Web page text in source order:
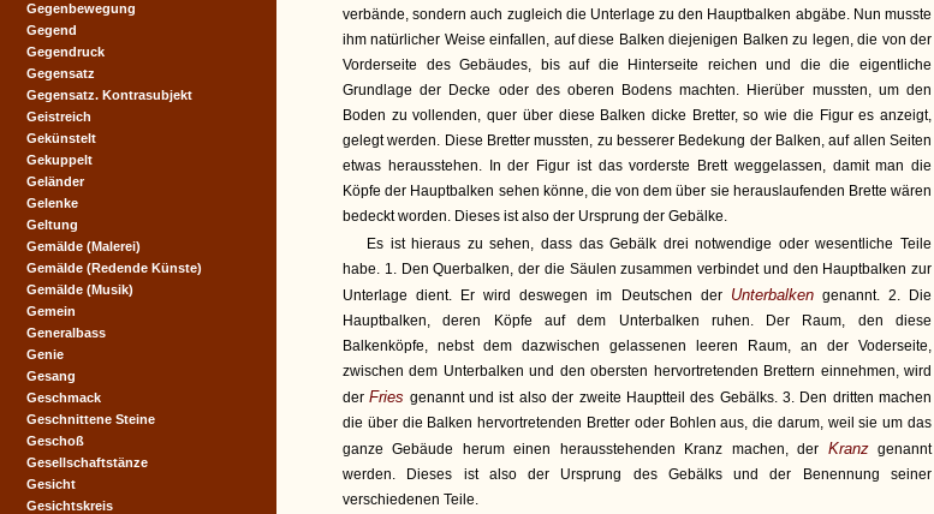
verbände, sondern auch zugleich die Unterlage zu den Hauptbalken abgäbe. Nun musste
ihm natürlicher Weise einfallen, auf diese Balken diejenigen Balken zu legen, die von der
Vorderseite des Gebäudes, bis auf die Hinterseite reichen und die die eigentliche
Grundlage der Decke oder des oberen Bodens machten. Hierüber mussten, um den
Boden zu vollenden, quer über diese Balken dicke Bretter, so wie die Figur es anzeigt,
gelegt werden. Diese Bretter mussten, zu besserer Bedekung der Balken, auf allen Seiten
etwas herausstehen. In der Figur ist das vorderste Brett weggelassen, damit man die
Köpfe der Hauptbalken sehen könne, die von dem über sie herauslaufenden Brette wären
bedeckt worden. Dieses ist also der Ursprung der Gebälke.
Es ist hieraus zu sehen, dass das Gebälk drei notwendige oder wesentliche Teile
habe. 1. Den Querbalken, der die Säulen zusammen verbindet und den Hauptbalken zur
Unterlage dient. Er wird deswegen im Deutschen der Unterbalken genannt. 2. Die
Hauptbalken, deren Köpfe auf dem Unterbalken ruhen. Der Raum, den diese
Balkenköpfe, nebst dem dazwischen gelassenen leeren Raum, an der Voderseite,
zwischen dem Unterbalken und den obersten hervortretenden Brettern einnehmen, wird
derFries genannt und ist also der zweite Hauptteil des Gebälks. 3. Den dritten machen
die über die Balken hervortretenden Bretter oder Bohlen aus, die darum, weil sie um das
ganze Gebäude herum einen herausstehenden Kranz machen, der Kranz genannt
werden. Dieses ist also der Ursprung des Gebälks und der Benennung seiner
verschiedenen Teile.
Gegenbewegung
Gegend
Gegendruck
Gegensatz
Gegensatz. Kontrasubjekt
Geistreich
Gekünstelt
Gekuppelt
Geländer
Gelenke
Geltung
Gemälde (Malerei)
Gemälde (Redende Künste)
Gemälde (Musik)
Gemein
Generalbass
Genie
Gesang
Geschmack
Geschnittene Steine
Geschoß
Gesellschaftstänze
Gesicht
Gesichtskreis